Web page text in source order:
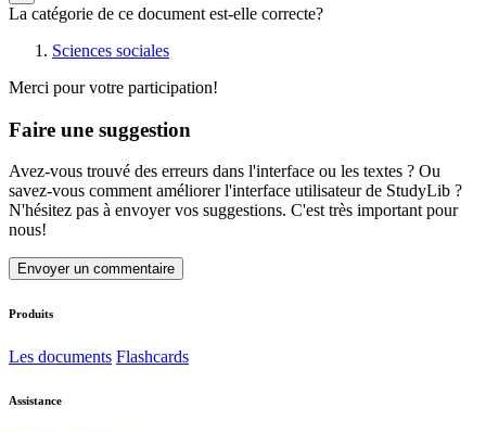
La catégorie de ce document est-elle correcte?
Sciences sociales
Merci pour votre participation!
Faire une suggestion
Avez-vous trouvé des erreurs dans l'interface ou les textes ? Ou
savez-vous comment améliorer l'interface utilisateur de StudyLib ?
N'hésitez pas à envoyer vos suggestions. C'est très important pour
nous!
Envoyer un commentaire
Produits
Les documents Flashcards
Assistance